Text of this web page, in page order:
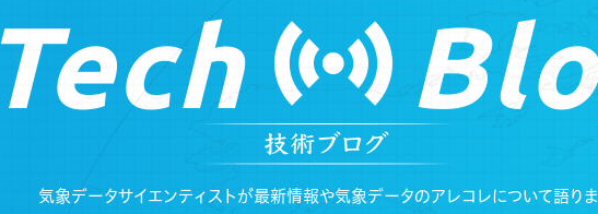
Tech
気象データサイエンティストが最新情報や気象データのアレコレについて語り